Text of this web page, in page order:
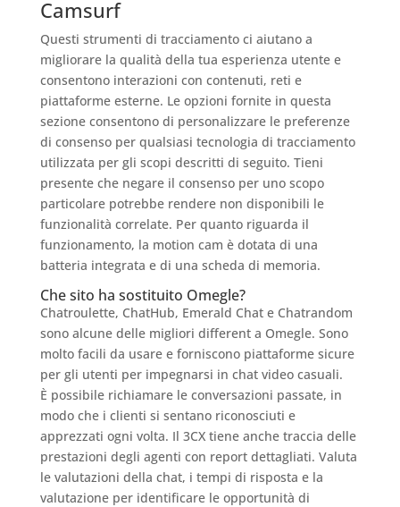
Camsurf
Questi strumenti di tracciamento ci aiutano a
migliorare la qualità della tua esperienza utente e
consentono interazioni con contenuti, reti e
piattaforme esterne. Le opzioni fornite in questa
sezione consentono di personalizzare le preferenze
di consenso per qualsiasi tecnologia di tracciamento
utilizzata per gli scopi descritti di seguito. Tieni
presente che negare il consenso per uno scopo
particolare potrebbe rendere non disponibili le
funzionalità correlate. Per quanto riguarda il
funzionamento, la motion cam è dotata di una
batteria integrata e di una scheda di memoria.
Che sito ha sostituito Omegle?
Chatroulette, ChatHub, Emerald Chat e Chatrandom
sono alcune delle migliori different a Omegle. Sono
molto facili da usare e forniscono piattaforme sicure
per gli utenti per impegnarsi in chat video casuali.
È possibile richiamare le conversazioni passate, in
modo che i clienti si sentano riconosciuti e
apprezzati ogni volta. Il 3CX tiene anche traccia delle
prestazioni degli agenti con report dettagliati. Valuta
le valutazioni della chat, i tempi di risposta e la
valutazione per identificare le opportunità di